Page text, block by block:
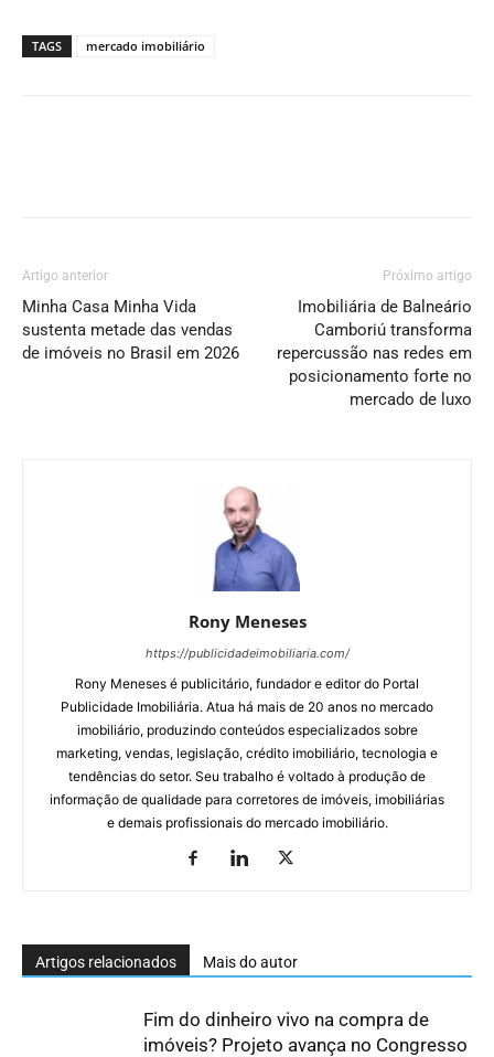
TAGS mercado imobiliário
Artigo anterior
Minha Casa Minha Vida
sustenta metade das vendas
de imóveis no Brasil em 2026
Próximo artigo
Imobiliária de Balneário
Camboriú transforma
repercussão nas redes em
posicionamento forte no
mercado de luxo
Rony Meneses
https://publicidadeimobiliaria.com/
Rony Meneses é publicitário, fundador e editor do Portal
Publicidade Imobiliária. Atua há mais de 20 anos no mercado
imobiliário, produzindo conteúdos especializados sobre
marketing, vendas, legislação, crédito imobiliário, tecnologia e
tendências do setor. Seu trabalho é voltado à produção de
informação de qualidade para corretores de imóveis, imobiliárias
e demais profissionais do mercado imobiliário.
Artigos relacionados Mais do autor
Fim do dinheiro vivo na compra de
imóveis? Projeto avança no Congresso